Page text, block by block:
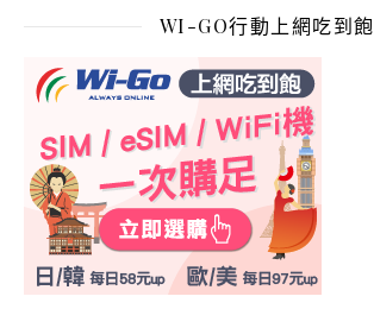
WI-GO行動上網吃到飽